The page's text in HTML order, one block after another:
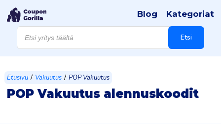
Products
search Etsi
Blog Kategoriat
Etusivu / Vakuutus / POP Vakuutus
POP Vakuutus alennuskoodit